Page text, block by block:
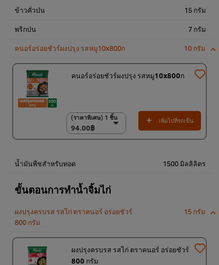
ข้าวคั่วป่น 15 กรัม
พริกป่น 7 กรัม
คนอร์อร่อยชัวร์ผงปรุง รสหมู10x800ก 10 กรัม
คนอร์อร่อยชัวร์ผงปรุง รสหมู10x800ก
(ราคาพิเศษ) 1 ชิ้น
94.00฿
(ราคาพิเศษ) 1 ชิ้น
94.00฿
(ราคาพิเศษ) แพ็ค 10
เพิ่มไปที่รถเข็น
น้ำมันพืชสำหรับทอด 1500 มิลลิลิตร
ขั้นตอนการทำน้ำจิ้มไก่
ผงปรุงครบรส รสไก่ ตราคนอร์ อร่อยชัวร์
800 กรัม
15 กรัม
ผงปรุงครบรส รสไก่ ตราคนอร์ อร่อยชัวร์
800 กรัม